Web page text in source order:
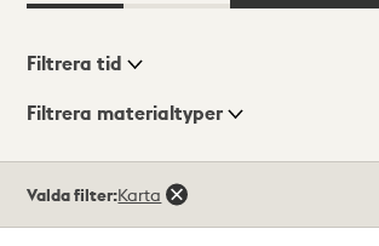
Visningsläge
Filtrera tid
Filtrera materialtyper
träffar
Valda filter:Karta